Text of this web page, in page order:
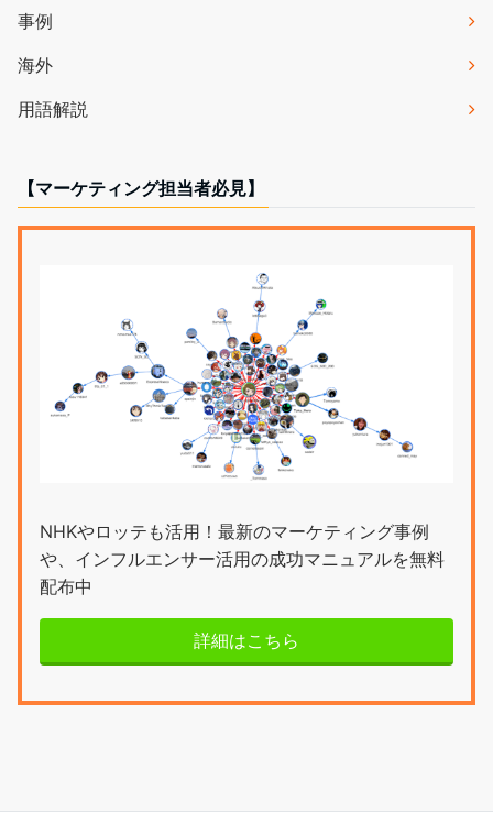
事例
海外
用語解説
【マーケティング担当者必見】
NHKやロッテも活用！最新のマーケティング事例
や、インフルエンサー活用の成功マニュアルを無料
配布中
詳細はこちら